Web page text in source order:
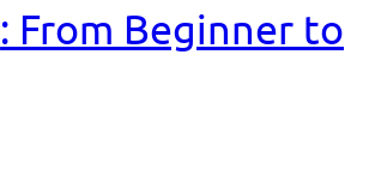
From Beginner to